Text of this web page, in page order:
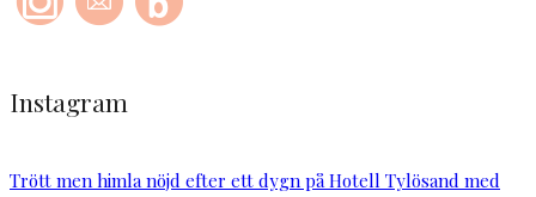
Instagram
Trött men himla nöjd efter ett dygn på Hotell Tylösand med